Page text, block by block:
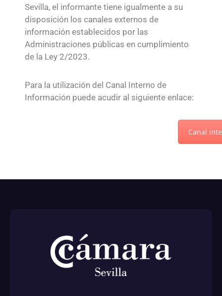
Sevilla, el informante tiene igualmente a su
disposición los canales externos de
información establecidos por las
Administraciones públicas en cumplimiento
de la Ley 2/2023.
Para la utilización del Canal Interno de
Información puede acudir al siguiente enlace:
Canal